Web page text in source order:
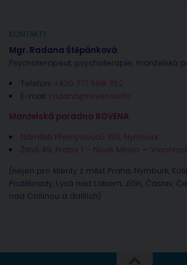
KONTAKTY
Mgr. Radana Štěpánková
Psychoterapeut, psychoterapie, manželská
Telefon: +420 777 588 352
E-mail: radana@rovena.info
Manželská poradna ROVENA
Náměstí Přemyslovců 169, Nymburk
Žitná 49, Praha 1 – Nové Město —
(nejen pro klienty z měst Praha, Nymburk,
Poděbrady, Lysá nad Labem, Jíčín, Čáslav,
nad Cidlinou a dalších)